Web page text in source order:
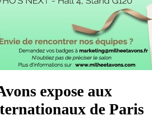
expose aux
de Paris